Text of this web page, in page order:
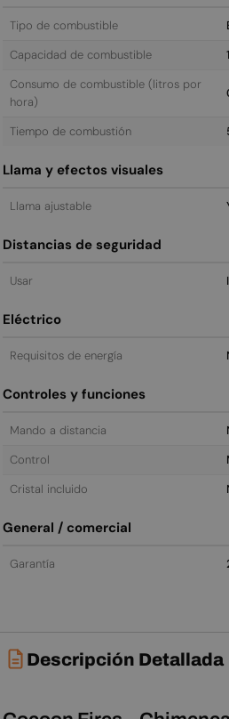
Tipo de combustible
Capacidad de combustible
Consumo de combustible (litros por
hora)
Tiempo de combustión
Llama y efectos visuales
Llama ajustable
Distancias de seguridad
Usar
Eléctrico
Requisitos de energía
Controles y funciones
Mando a distancia
Control
Cristal incluido
General / comercial
Garantía
Descripción Detallada